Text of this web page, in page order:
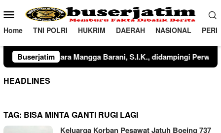
ke
konten
Menu
Mobile
Home TNI POLRI HUKRIM DAERAH NASIONAL
Buserjatim Bakhriadi‎‎Dalam
HEADLINES
TAG: BISA MINTA GANTI RUGI LAGI
Keluarga Korban Pesawat Jatuh Boeing 737